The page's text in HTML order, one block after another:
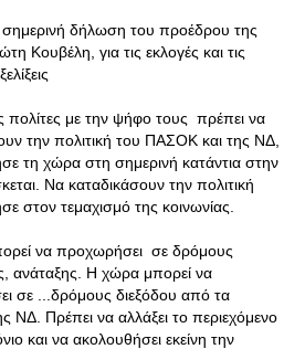
δήλωση του προέδρου της
Κουβέλη, για τις εκλογές και τις
πολίτες με την ψήφο τους πρέπει να
την πολιτική του ΠΑΣΟΚ και της ΝΔ,
τη χώρα στη σημερινή κατάντια στην
Να καταδικάσουν την πολιτική
στον τεμαχισμό της κοινωνίας.
να προχωρήσει σε δρόμους
ανάταξης. Η χώρα μπορεί να
σε ...δρόμους διεξόδου από τα
ΝΔ. Πρέπει να αλλάξει το περιεχόμενο
και να ακολουθήσει εκείνη την